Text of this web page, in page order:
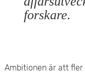
forskare.
Ambitionen är att